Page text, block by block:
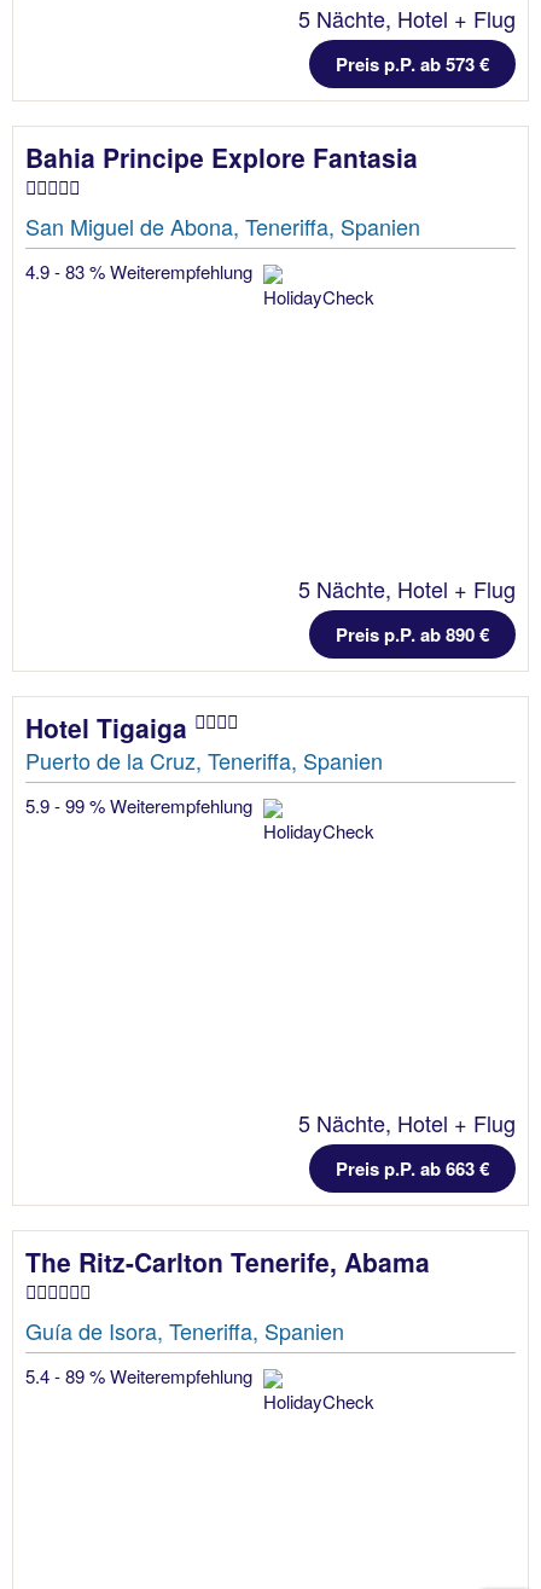
5 Nächte, Hotel + Flug
Preis p.P. ab 573 €
Bahia Principe Explore Fantasia
San Miguel de Abona, Teneriffa, Spanien
4.9 - 83 % Weiterempfehlung
5 Nächte, Hotel + Flug
Preis p.P. ab 890 €
Hotel Tigaiga
Puerto de la Cruz, Teneriffa, Spanien
5.9 - 99 % Weiterempfehlung
5 Nächte, Hotel + Flug
Preis p.P. ab 663 €
The Ritz-Carlton Tenerife, Abama
Guía de Isora, Teneriffa, Spanien
5.4 - 89 % Weiterempfehlung